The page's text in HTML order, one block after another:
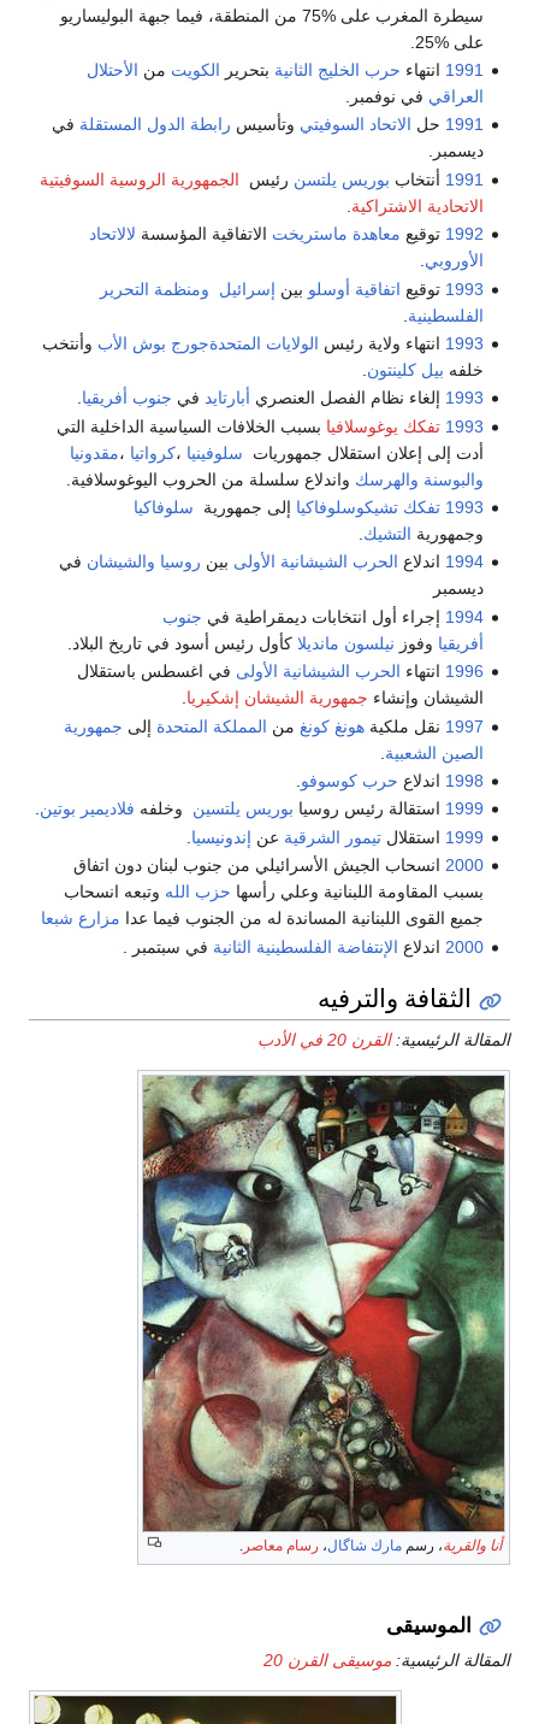
سيطرة المغرب على %75 من المنطقة، فيما جبهة البوليساريو
على %25.
1991 انتهاء حرب الخليج الثانية بتحرير الكويت من الأحتلال
العراقي في نوفمبر.
1991 حل الاتحاد السوفيتي وتأسيس رابطة الدول المستقلة في
ديسمبر.
1991 أنتخاب بوريس يلتسن رئيس الجمهورية الروسية السوفيتية
الاتحادية الاشتراكية
1992 توقيع معاهدة ماستريخت الاتفاقية المؤسسة لالاتحاد
الأوروبي
1993 توقيع اتفاقية أوسلو بين إسرائيل
ومنظمة التحرير
الفلسطينية
1993 انتهاء ولاية رئيس الولايات المتحدةجورج بوش الأب وأنتخب
خلفه بيل كلينتون
1993 إلغاء نظام الفصل العنصري أبارتايد في جنوب أفريقيا.
1993 تفكك يوغوسلافيا بسبب الخلافات السياسية الداخلية التي
أدت إلى إعلان استقلال جمهوريات سلوفينيا ،كرواتيا ،مقدونيا
والبوسنة والهرسك واندلاع سلسلة من الحروب اليوغوسلافية.
1993 تفكك تشيكوسلوفاكيا إلى جمهورية سلوفاكيا
وجمهورية التشيك
1994 اندلاع الحرب الشيشانية الأولى بين روسيا والشيشان في
ديسمبر
1994 إجراء أول انتخابات ديمقراطية في جنوب
أفريقيا وفوز نيلسون مانديلا كأول رئيس أسود في تاريخ البلاد.
1996 انتهاء الحرب الشيشانية الأولى في اغسطس باستقلال
الشيشان وإنشاء جمهورية الشيشان إشكيريا.
1997 نقل ملكيةهونغ كونغ من المملكة المتحدة إلى جمهورية
الصين الشعبية
1998 اندلاع حرب كوسوفو
1999 استقالة رئيس روسيا بوريس يلتسين وخلفه فلاديمير بوتين.
1999 استقلالتيمور الشرقية عن إندونيسيا
2000 انسحاب الجيش الأسرائيلي من جنوب لبنان دون اتفاق
بسبب المقاومة اللبنانية وعلي رأسها حزب الله وتبعه انسحاب
جميع القوى اللبنانية المساندة له من الجنوب فيما عدا مزارع شبعا
2000 اندلاع الإنتفاضة الفلسطينية الثانية في سبتمبر .
الثقافة والترفيه
المقالة الرئيسية:القرن 20 في الأدب
أنا والقرية، رسم مارك شاگال، رسام معاصر .
الموسيقى
المقالة الرئيسية: موسيقى القرن 20